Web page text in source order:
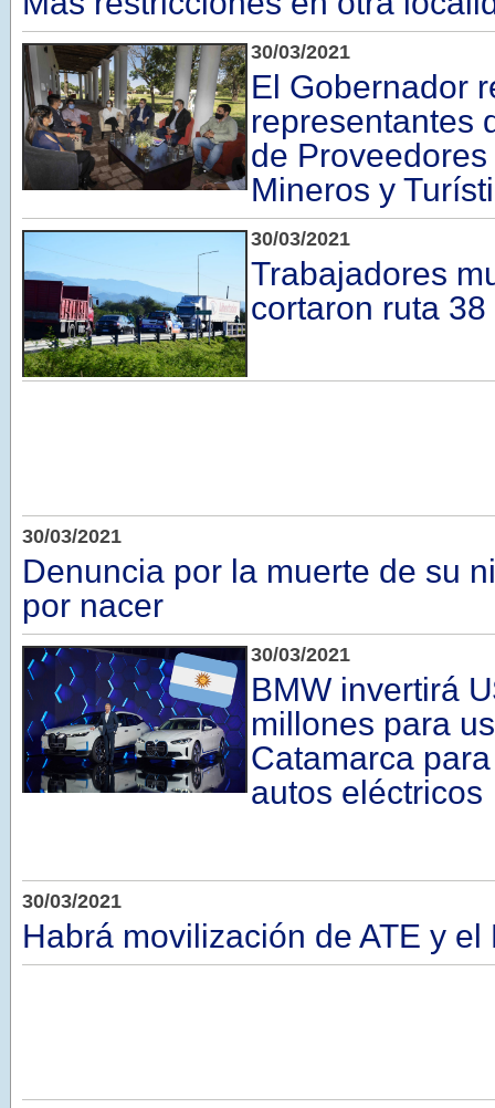
30/03/2021
El Gobernador
representantes
de
Mineros y
30/03/2021
Trabajadores
cortaron ruta 38
30/03/2021
Denuncia por la muerte de su
por nacer
30/03/2021
BMW invertirá
millones para
Catamarca
autos eléctricos
30/03/2021
Habrá movilización de ATE y el